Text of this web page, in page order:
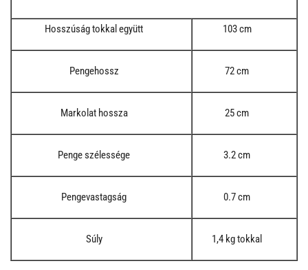
Hosszúság tokkal együtt 103 cm
Pengehossz 72 cm
Markolat hossza 25 cm
Penge szélessége 3.2 cm
Pengevastagság 0.7 cm
Súly 1,4 kg tokkal